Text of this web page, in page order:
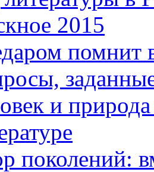
2015
помнит
и
поколений: